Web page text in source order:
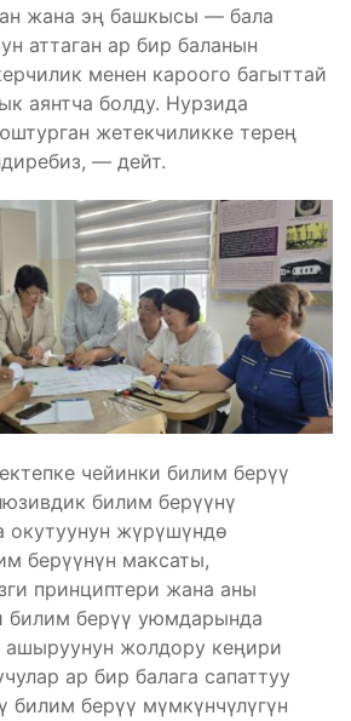
жана эң башкысы — бала
аттаган ар бир баланын
менен кароого багыттай
аянтча болду. Нурзида
жетекчиликке терең
— дейт.
чейинки билим берүү
билим берүүнү
окутуунун жүрүшүндө
берүүнүн максаты,
принциптери жана аны
билим берүү уюмдарында
жолдору кеңири
ар бир балага сапаттуу
билим берүү мүмкүнчүлүгүн